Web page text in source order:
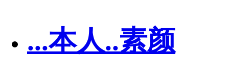
...本人..素颜